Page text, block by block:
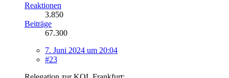
Reaktionen
3.850
Beiträge
67.300
7. Juni 2024 um 20:04
#23